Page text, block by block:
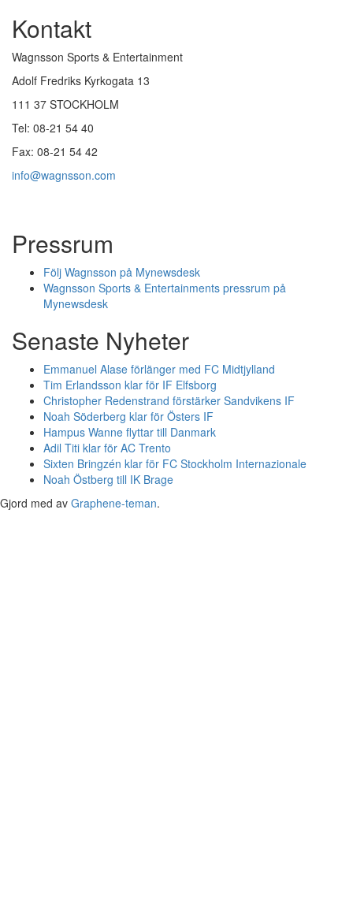
Kontakt
Wagnsson Sports & Entertainment
Adolf Fredriks Kyrkogata 13
111 37 STOCKHOLM
Tel: 08-21 54 40
Fax: 08-21 54 42
info@wagnsson.com
Pressrum
Följ Wagnsson på Mynewsdesk
Wagnsson Sports & Entertainments pressrum på
Mynewsdesk
Senaste Nyheter
Emmanuel Alase förlänger med FC Midtjylland
Tim Erlandsson klar för IF Elfsborg
Christopher Redenstrand förstärker Sandvikens IF
Noah Söderberg klar för Östers IF
Hampus Wanne flyttar till Danmark
Adil Titi klar för AC Trento
Sixten Bringzén klar för FC Stockholm Internazionale
Noah Östberg till IK Brage
Gjord med av Graphene-teman.